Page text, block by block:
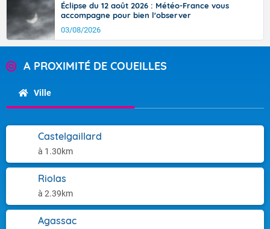
Éclipse du 12 août 2026 : Météo-France vous
accompagne pour bien l'observer
03/08/2026
A PROXIMITÉ DE COUEILLES
Ville
Castelgaillard
à 1.30km
Riolas
à 2.39km
Agassac